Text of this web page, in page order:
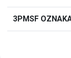
3PMSF